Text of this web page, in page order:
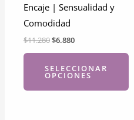
Encaje | Sensualidad y
Comodidad
$11.280El
era:
$11.280.
$6.880El
es:
$6.880.
SELECCIONAR
OPCIONES